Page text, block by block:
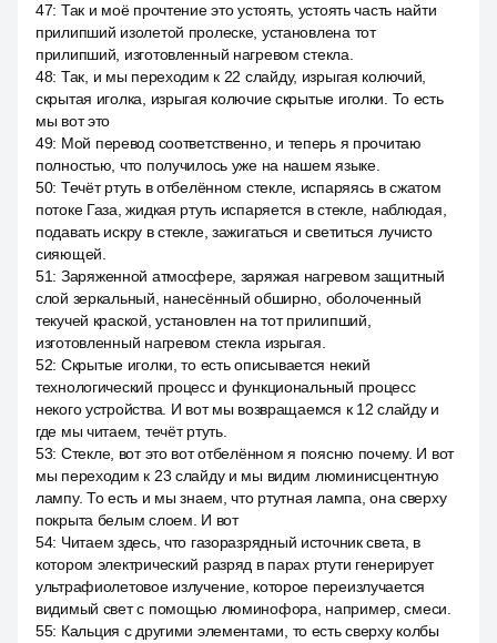
47: Так и моё прочтение это устоять, устоять часть найти
прилипший изолетой пролеске, установлена тот
прилипший, изготовленный нагревом стекла.
48: Так, и мы переходим к 22 слайду, изрыгая колючий,
скрытая иголка, изрыгая колючие скрытые иголки. То есть
мы вот это
49: Мой перевод соответственно, и теперь я прочитаю
полностью, что получилось уже на нашем языке.
50: Течёт ртуть в отбелённом стекле, испаряясь в сжатом
потоке Газа, жидкая ртуть испаряется в стекле, наблюдая,
подавать искру в стекле, зажигаться и светиться лучисто
сияющей.
51: Заряженной атмосфере, заряжая нагревом защитный
слой зеркальный, нанесённый обширно, оболоченный
текучей краской, установлен на тот прилипший,
изготовленный нагревом стекла изрыгая.
52: Скрытые иголки, то есть описывается некий
технологический процесс и функциональный процесс
некого устройства. И вот мы возвращаемся к 12 слайду и
где мы читаем, течёт ртуть.
53: Стекле, вот это вот отбелённом я поясню почему. И вот
мы переходим к 23 слайду и мы видим люминисцентную
лампу. То есть и мы знаем, что ртутная лампа, она сверху
покрыта белым слоем. И вот
54: Читаем здесь, что газоразрядный источник света, в
котором электрический разряд в парах ртути генерирует
ультрафиолетовое излучение, которое переизлучается
видимый свет с помощью люминофора, например, смеси.
55: Кальция с другими элементами, то есть сверху колбы